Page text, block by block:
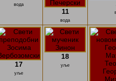
вода
11
вода
17
уље
18
уље